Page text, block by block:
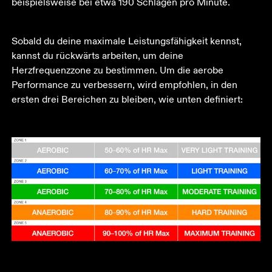
Sobald du deine maximale Leistungsfähigkeit kennst,
kannst du rückwärts arbeiten, um deine
Herzfrequenzzone zu bestimmen. Um die aerobe
Performance zu verbessern, wird empfohlen, in den
ersten drei Bereichen zu bleiben, wie unten definiert: